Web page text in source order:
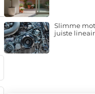
Slimme
juiste